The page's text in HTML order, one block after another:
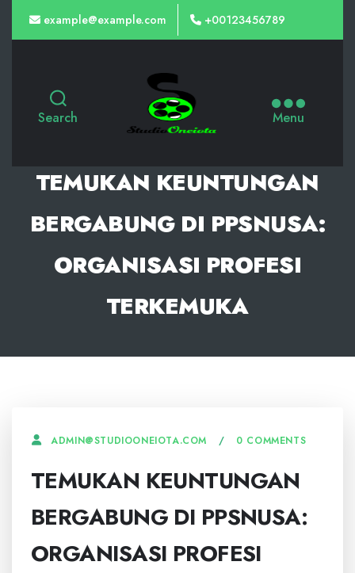
example@example.com +00123456789
Search
Gacor
dari
PG
Soft,
Kemenangan
Maxwin
Terbaik
Menu
TEMUKAN KEUNTUNGAN
BERGABUNG DI PPSNUSA:
ORGANISASI PROFESI
TERKEMUKA
ADMIN@STUDIOONEIOTA.COM 0 COMMENTS
TEMUKAN KEUNTUNGAN
BERGABUNG DI PPSNUSA:
ORGANISASI PROFESI